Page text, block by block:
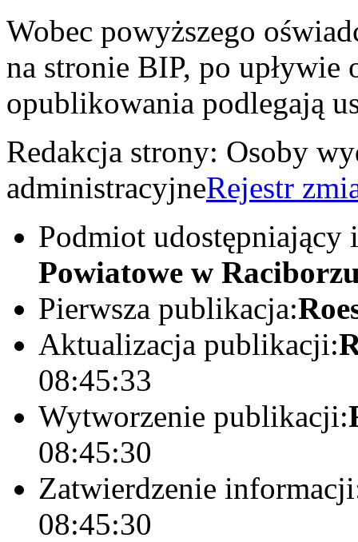
Wobec powyższego
na stronie BIP, po upływie
opublikowania podlegają
Redakcja strony: Osoby
administracyjneRejestr
Podmiot udostępniający
Powiatowe w
Pierwsza publikacja:
Aktualizacja publikacji:
08:45:33
Wytworzenie publikacji:
08:45:30
Zatwierdzenie
08:45:30